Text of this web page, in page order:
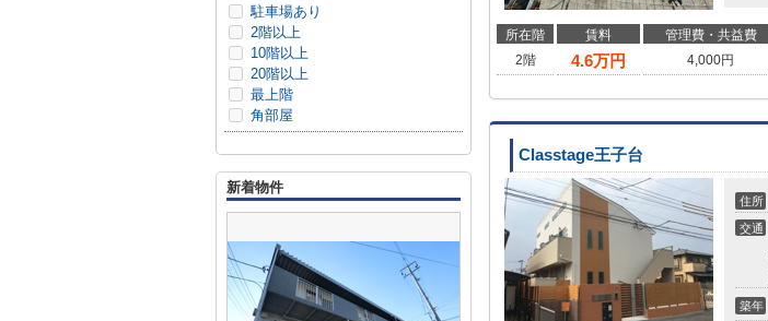
所在階 賃料 管理費・共益費
2階
4.6万円 4,000円
Classtage王子台
住所
交通
築年
駐車場あり
2階以上
10階以上
20階以上
最上階
角部屋
新着物件